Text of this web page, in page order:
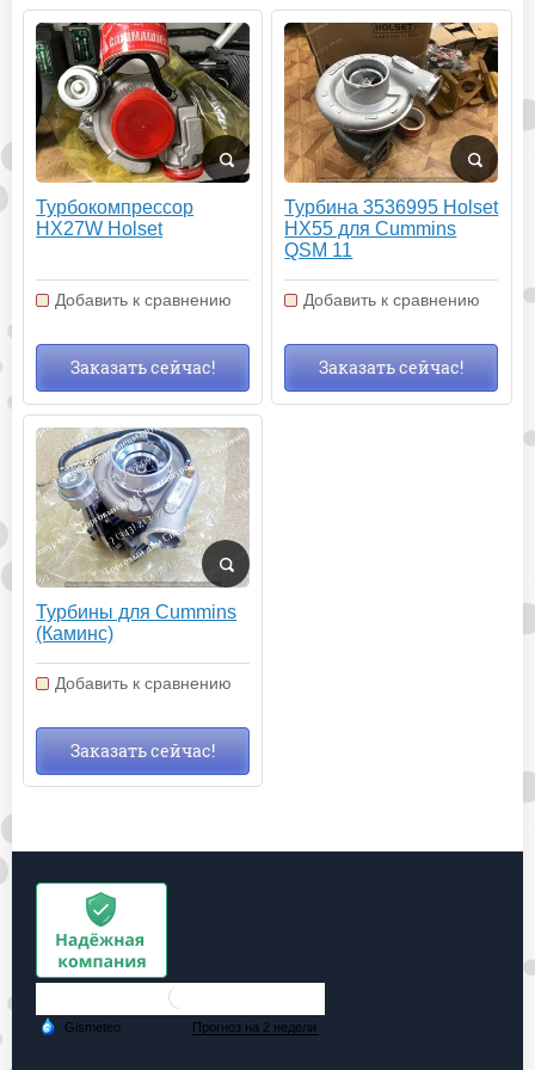
Турбокомпрессор
HX27W Holset
Добавить к сравнению
Заказать сейчас!
Турбина 3536995 Holset
HX55 для Cummins
QSM 11
Добавить к сравнению
Заказать сейчас!
Турбины для Cummins
(Каминс)
Добавить к сравнению
Заказать сейчас!